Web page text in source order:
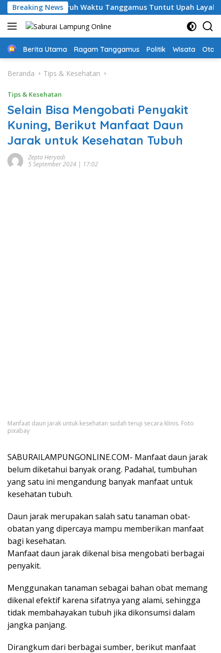
Langsung
ke
konten
Breaking News
PPPK Paruh Waktu Tanggamus Tuntut Upah Layak
Home
Berita Utama Ragam Tanggamus Politik Wisata Oto
Beranda Tips & Kesehatan
Tips & Kesehatan
Selain Bisa Mengobati Penyakit
Kuning, Berikut Manfaat Daun
Jarak untuk Kesehatan Tubuh
Zepta Heryadi
5 September 2024 | 17:02
Manfaat daun jarak untuk kesehatan sudah teruji secara klinis. Foto
pixabay
SABURAILAMPUNGONLINE.COM- Manfaat daun jarak
belum diketahui banyak orang. Padahal, tumbuhan
yang satu ini mengandung banyak manfaat untuk
kesehatan tubuh.
Daun jarak merupakan salah satu tanaman obat-
obatan yang dipercaya mampu memberikan manfaat
bagi kesehatan.
Manfaat daun jarak dikenal bisa mengobati berbagai
penyakit.
Menggunakan tanaman sebagai bahan obat memang
dikenal efektif karena sifatnya yang alami, sehingga
tidak membahayakan tubuh jika dikonsumsi dalam
jangka panjang.
Dirangkum dari berbagai sumber, berikut manfaat